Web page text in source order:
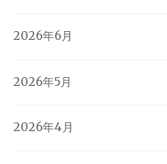
2026年6月
2026年5月
2026年4月